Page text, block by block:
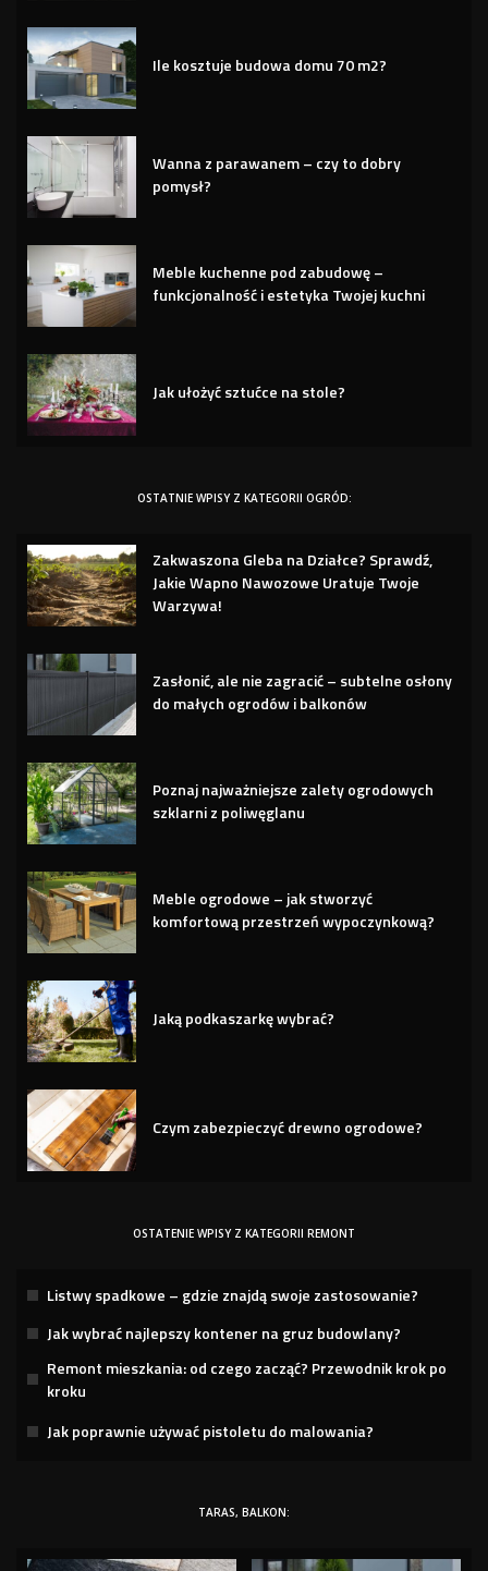
Ile kosztuje budowa domu 70 m2?
Wanna z parawanem – czy to dobry
pomysł?
Meble kuchenne pod zabudowę –
funkcjonalność i estetyka Twojej kuchni
Jak ułożyć sztućce na stole?
OSTATNIE WPISY Z KATEGORII OGRÓD:
Zakwaszona Gleba na Działce? Sprawdź,
Jakie Wapno Nawozowe Uratuje Twoje
Warzywa!
Zasłonić, ale nie zagracić – subtelne osłony
do małych ogrodów i balkonów
Poznaj najważniejsze zalety ogrodowych
szklarni z poliwęglanu
Meble ogrodowe – jak stworzyć
komfortową przestrzeń wypoczynkową?
Jaką podkaszarkę wybrać?
Czym zabezpieczyć drewno ogrodowe?
OSTATENIE WPISY Z KATEGORII REMONT
Listwy spadkowe – gdzie znajdą swoje zastosowanie?
Jak wybrać najlepszy kontener na gruz budowlany?
Remont mieszkania: od czego zacząć? Przewodnik krok po
kroku
Jak poprawnie używać pistoletu do malowania?
TARAS, BALKON: